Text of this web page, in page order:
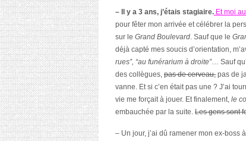
– Il y a 3 ans, j’étais stagiaire. Et moi
pour fêter mon arrivée et célébrer la
sur le Grand Boulevard. Sauf que le
déjà capté mes soucis d’orientation,
rues”, “au funérarium à droite”… Sauf
des collègues, pas de cerveau, pas de
vanne. Et si c’en était pas une ? J’ai
vie me forçait à jouer. Et finalement, le
embauchée par la suite. Les gens sont
– Un jour, j’ai dû ramener mon ex-boss